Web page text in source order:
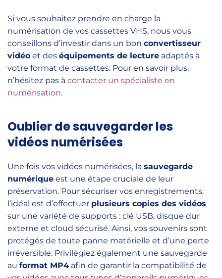
Si vous souhaitez prendre en charge la
numérisation de vos cassettes VHS, nous vous
conseillons d’investir dans un bon convertisseur
vidéo et des équipements de lecture adaptés à
votre format de cassettes. Pour en savoir plus,
n’hésitez pas à contacter un spécialiste en
numérisation.
Oublier de sauvegarder les
vidéos numérisées
Une fois vos vidéos numérisées, la sauvegarde
numérique est une étape cruciale de leur
préservation. Pour sécuriser vos enregistrements,
l’idéal est d’effectuer plusieurs copies des vidéos
sur une variété de supports : clé USB, disque dur
externe et cloud sécurisé. Ainsi, vos souvenirs sont
protégés de toute panne matérielle et d’une perte
irréversible. Privilégiez également une sauvegarde
au format MP4 afin de garantir la compatibilité de